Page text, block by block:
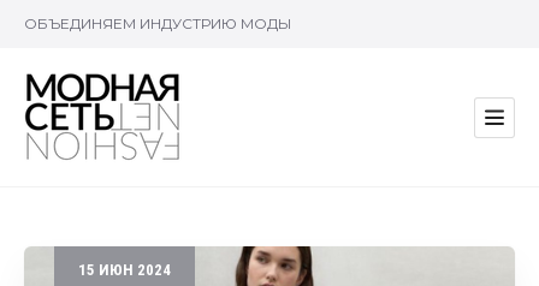
ОБЪЕДИНЯЕМ ИНДУСТРИЮ МОДЫ
15 ИЮН 2024